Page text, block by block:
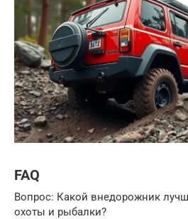
FAQ
Вопрос: Какой внедорожник
охоты и рыбалки?